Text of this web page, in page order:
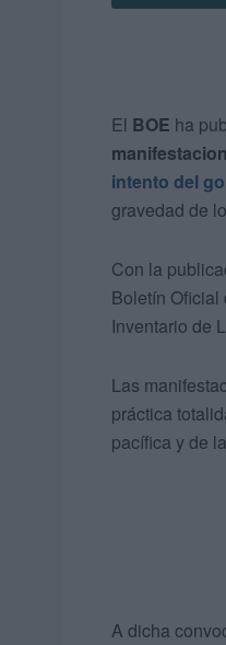
El BOE ha
intento del
gravedad de
Con la
Boletín Oficial
Inventario de
Las
práctica
pacífica y de
A dicha